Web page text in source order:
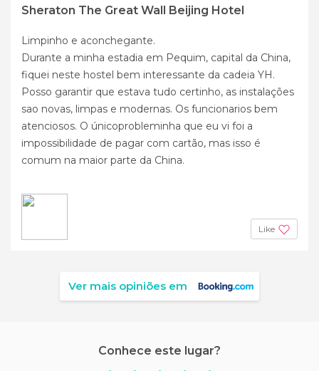
Sheraton The Great Wall Beijing Hotel
Limpinho e aconchegante.
Durante a minha estadia em Pequim, capital da China,
fiquei neste hostel bem interessante da cadeia YH.
Posso garantir que estava tudo certinho, as instalações
sao novas, limpas e modernas. Os funcionarios bem
atenciosos. O únicoprobleminha que eu vi foi a
impossibilidade de pagar com cartão, mas isso é
comum na maior parte da China.
Like
Ver mais opiniões em
Conhece este lugar?